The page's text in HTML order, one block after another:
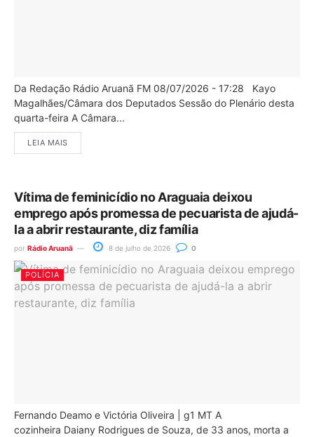
Da Redação Rádio Aruanã FM 08/07/2026 - 17:28 Kayo
Magalhães/Câmara dos Deputados Sessão do Plenário desta
quarta-feira A Câmara...
LEIA MAIS
Vítima de feminicídio no Araguaia deixou
emprego após promessa de pecuarista de ajudá-
la a abrir restaurante, diz família
por Rádio Aruanã 8 de julho de 2026 0
POLÍCIA
Fernando Deamo e Victória Oliveira | g1 MT A
cozinheira Daiany Rodrigues de Souza, de 33 anos, morta a